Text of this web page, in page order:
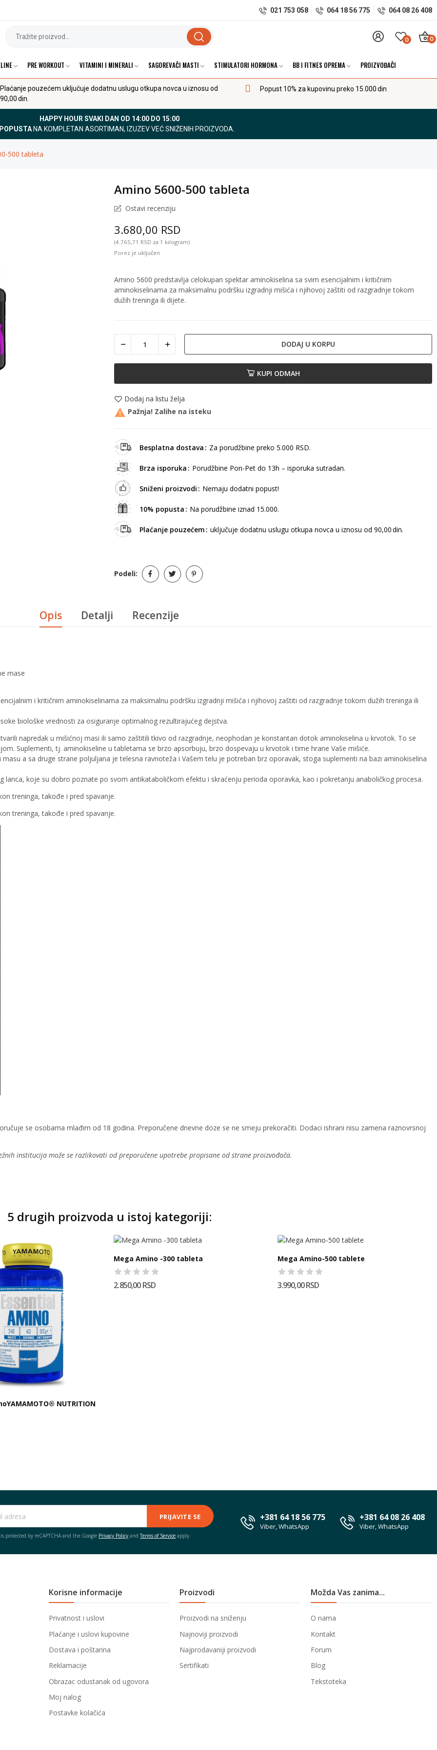
021 753 058 064 18 56 775 064 08 26 408
0 0
PRE WORKOUT VITAMINI I MINERALI SAGOREVAČI MASTI STIMULATORI HORMONA BB I FITNES OPREMA PROIZVOĐAČI
Plaćanje pouzećem uključuje dodatnu uslugu otkupa novca u iznosu od
90,00 din.
Popust 10% za kupovinu preko 15.000 din
HAPPY HOUR SVAKI DAN OD 14:00 DO 15:00
NA KOMPLETAN ASORTIMAN, IZUZEV VEĆ SNIŽENIH PROIZVODA.
500 tableta
Amino 5600-500 tableta
Ostavi recenziju
3.680,00 RSD
(4.765,71 RSD za 1 kilogram)
Porez je uključen
Amino 5600 predstavlja celokupan spektar aminokiselina sa svim esencijalnim i kritičnim
aminokiselinama za maksimalnu podršku izgradnji mišića i njihovoj zaštiti od razgradnje tokom
dužih treninga ili dijete.
DODAJ U KORPU
KUPI ODMAH
Dodaj na listu želja
 Pažnja! Zalihe na isteku
Besplatna dostava Za porudžbine preko 5.000 RSD.
Brza isporuka Porudžbine Pon-Pet do 13h – isporuka sutradan.
Sniženi proizvodi Nemaju dodatni popust!
10% popusta Na porudžbine iznad 15.000.
Plaćanje pouzećem uključuje dodatnu uslugu otkupa novca u iznosu od 90,00 din.
Podeli:
Opis Detalji Recenzije
mase
i kritičnim aminokiselinama za maksimalnu podršku izgradnji mišića i njihovoj zaštiti od razgradnje tokom dužih treninga ili
biološke vrednosti za osiguranje optimalnog rezultirajućeg dejstva.
napredak u mišićnoj masi ili samo zaštitili tkivo od razgradnje, neophodan je konstantan dotok aminokiselina u krvotok. To se
Suplementi, tj. aminokiseline u tabletama se brzo apsorbuju, brzo dospevaju u krvotok i time hrane Vaše mišiće.
a sa druge strane poljuljana je telesna ravnoteža i Vašem telu je potreban brz oporavak, stoga suplementi na bazi aminokiselina
lanca, koje su dobro poznate po svom antikataboličkom efektu i skraćenju perioda oporavka, kao i pokretanju anaboličkog procesa.
treninga, takođe i pred spavanje.
treninga, takođe i pred spavanje.
se osobama mlađim od 18 godina. Preporučene dnevne doze se ne smeju prekoračiti. Dodaci ishrani nisu zamena raznovrsnoj
institucija može se razlikovati od preporučene upotrebe propisane od strane proizvođača.
5 drugih proizvoda u istoj kategoriji:
NUTRITION
Mega Amino -300 tableta
2.850,00 RSD
Mega Amino-500 tablete
3.990,00 RSD
PRIJAVITE SE
protected by reCAPTCHA and the Google Privacy Policy andTerms of Service apply.
+381 64 18 56 775
Viber, WhatsApp
+381 64 08 26 408
Viber, WhatsApp
Korisne informacije
Privatnost i uslovi
Plaćanje i uslovi kupovine
Dostava i poštarina
Reklamacije
Obrazac odustanak od ugovora
Moj nalog
Postavke kolačića
Proizvodi
Proizvodi na sniženju
Najnoviji proizvodi
Najprodavaniji proizvodi
Sertifikati
Možda Vas zanima...
O nama
Kontakt
Forum
Blog
Tekstoteka